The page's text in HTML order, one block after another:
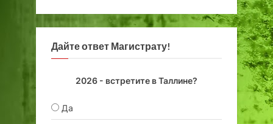
Дайте ответ Магистрату!
2026 - встретите в Таллине?
Да